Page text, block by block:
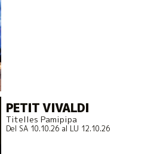
PETIT VIVALDI
Titelles Pamipipa
Del SA 10.10.26al LU 12.10.26